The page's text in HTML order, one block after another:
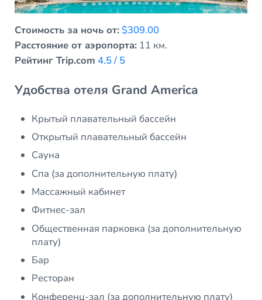
Стоимость за ночь от: $309.00
Расстояние от аэропорта:11 км.
Рейтинг Trip.com 4.5 / 5
Удобства отеля Grand America
Крытый плавательный бассейн
Открытый плавательный бассейн
Сауна
Спа (за дополнительную плату)
Массажный кабинет
Фитнес-зал
Общественная парковка (за дополнительную
плату)
Бар
Ресторан
Конференц-зал (за дополнительную плату)